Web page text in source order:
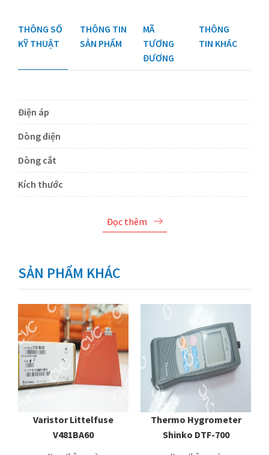
THÔNG SỐ
KỸ THUẬT
THÔNG TIN
SẢN PHẨM
MÃ
TƯƠNG
ĐƯƠNG
THÔNG
TIN KHÁC
Điện áp
Dòng điện
Dòng cắt
Kích thước
Đọc thêm
SẢN PHẨM KHÁC
Varistor Littelfuse
V481BA60
Thermo Hygrometer
Shinko DTF-700